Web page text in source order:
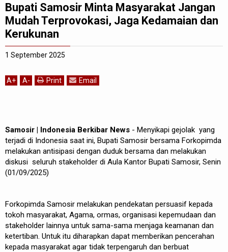
Bupati Samosir Minta Masyarakat Jangan
Mudah Terprovokasi, Jaga Kedamaian dan
Kerukunan
1 September 2025
A+ A- Print Email
Samosir | Indonesia Berkibar News - Menyikapi gejolak yang
terjadi di Indonesia saat ini, Bupati Samosir bersama Forkopimda
melakukan antisipasi dengan duduk bersama dan melakukan
diskusi seluruh stakeholder di Aula Kantor Bupati Samosir, Senin
(01/09/2025)
Forkopimda Samosir melakukan pendekatan persuasif kepada
tokoh masyarakat, Agama, ormas, organisasi kepemudaan dan
stakeholder lainnya untuk sama-sama menjaga keamanan dan
ketertiban. Untuk itu diharapkan dapat memberikan pencerahan
kepada masyarakat agar tidak terpengaruh dan berbuat